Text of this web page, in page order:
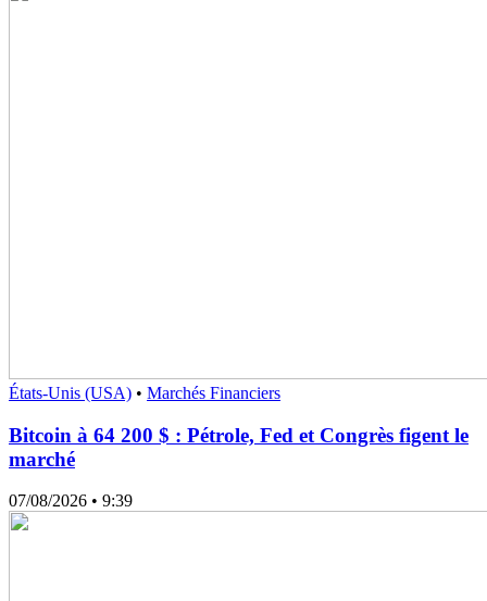
États-Unis (USA) • Marchés Financiers
Bitcoin à 64 200 $ : Pétrole, Fed et Congrès figent le
marché
07/08/2026 • 9:39